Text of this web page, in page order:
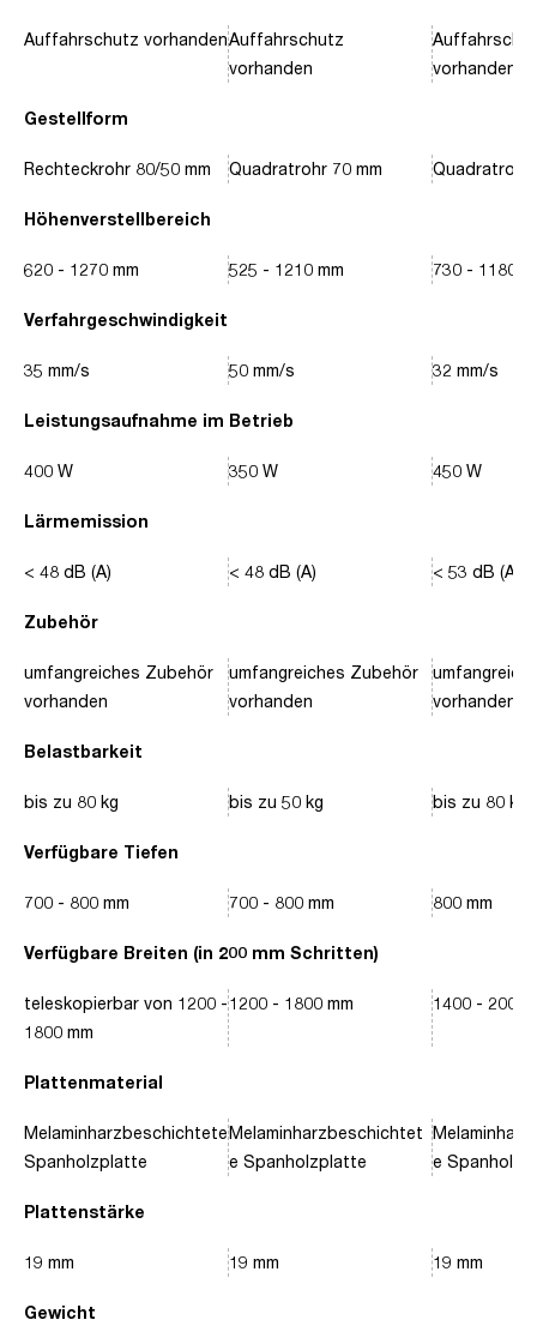
Gestellform
Höhenverstellbereich
Verfahrgeschwindigkeit
Leistungsaufnahme im Betrieb
Lärmemission
Zubehör
Belastbarkeit
Verfügbare Tiefen
Verfügbare Breiten (in 200 mm Schritten)
Plattenmaterial
Plattenstärke
Gewicht
Auffahrschutz vorhanden
Rechteckrohr 80/50 mm
620 - 1270 mm
35 mm/s
400 W
< 48 dB (A)
umfangreiches Zubehör
vorhanden
bis zu 80 kg
700 - 800 mm
teleskopierbar von 1200 -
1800 mm
Melaminharzbeschichtete
Spanholzplatte
19 mm
Auffahrschutz
vorhanden
Quadratrohr 70 mm
525 - 1210 mm
50 mm/s
350 W
< 48 dB (A)
umfangreiches Zubehör
vorhanden
bis zu 50 kg
700 - 800 mm
1200 - 1800 mm
Melaminharzbeschichtet
e Spanholzplatte
19 mm
vorhanden
Quadratrohr
730 - 1180
32 mm/s
450 W
< 53 dB (A)
vorhanden
bis zu 80 kg
800 mm
1400 - 2000
e
19 mm